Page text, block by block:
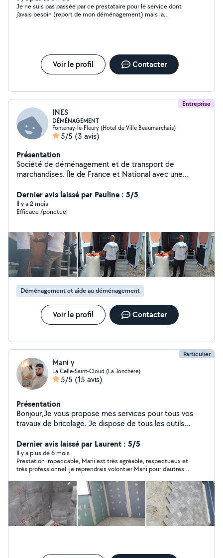
Je ne suis pas passée par ce prestataire pour le service dont
j'avais besoin (report de mon déménagement) mais la
Voir le profil Contacter
Entreprise
INES
DÉMÉNAGEMENT
Fontenay-le-Fleury (Hotel de Ville Beaumarchais)
5/5 (3 avis)
Présentation
Société de déménagement et de transport de
marchandises. Île de France et National avec une
Dernier avis laissé par Pauline : 5/5
Il y a 2 mois
Efficace /ponctuel
Déménagement et aide au déménagement
Voir le profil Contacter
Particulier
Mani y
La Celle-Saint-Cloud (La Jonchere)
5/5 (15 avis)
Présentation
Bonjour,Je vous propose mes services pour tous vos
travaux de bricolage. Je dispose de tous les outils
Merci de votre confiance !
Dernier avis laissé par Laurent : 5/5
Il y a plus de 6 mois
Prestation impeccable, Mani est très agréable, respectueux et
très professionnel. je reprendrais volontier Mani pour d'autres